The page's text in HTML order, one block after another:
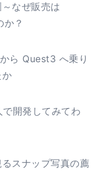
なぜ販売は
か？
ら Quest3 へ乗り
か
開発してみてわ
スナップ写真の薦